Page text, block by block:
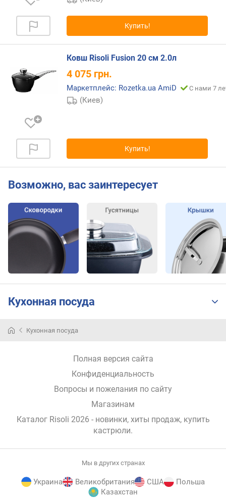
а
и
к
и
ч
с
в
у
п
л
о
е
и
н
е
д
Купить!
Ковш Risoli Fusion 20 см 2.0л
4 075 грн.
Маркетплейс: Rozetka.ua AmiD С нами 7
(Киев)
Купить!
Возможно, вас заинтересует
Кухонная посуда
Кухонная посуда
Полная версия сайта
Конфиденциальность
Вопросы и пожелания по сайту
Магазинам
Каталог Risoli 2026 - новинки, хиты продаж, купить
кастрюли.
Мы в других странах
Украина Великобритания США
Польша
Казахстан